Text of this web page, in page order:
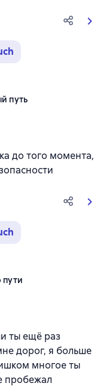
путь
483 оценок
до того момента,
пути
928 оценок
ты ещё раз
дорог, я больше
многое ты
пробежал